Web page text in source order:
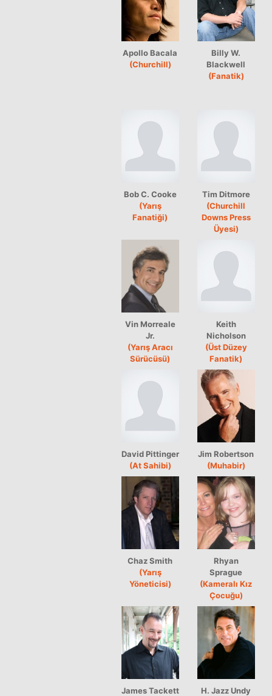
Apollo Bacala
(Churchill)
Billy W.
Blackwell
(Fanatik)
Bob C. Cooke
(Yarış
Fanatiği)
Tim Ditmore
(Churchill
Downs Press
Üyesi)
Vin Morreale
Jr.
(Yarış Aracı
Sürücüsü)
Keith
Nicholson
(Üst Düzey
Fanatik)
David Pittinger
(At Sahibi)
Jim Robertson
(Muhabir)
Chaz Smith
(Yarış
Yöneticisi)
Rhyan
Sprague
(Kameralı Kız
Çocuğu)
James Tackett
H. Jazz Undy